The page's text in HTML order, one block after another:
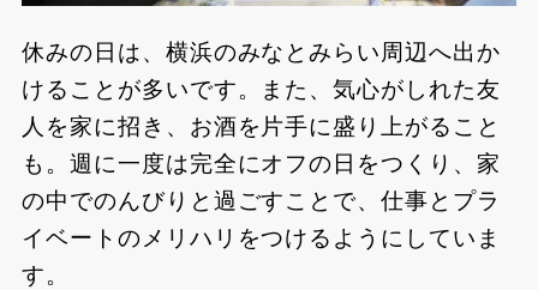
休みの日は、横浜のみなとみらい周辺へ出か
けることが多いです。また、気心がしれた友
人を家に招き、お酒を片手に盛り上がること
も。週に一度は完全にオフの日をつくり、家
の中でのんびりと過ごすことで、仕事とプラ
イベートのメリハリをつけるようにしていま
す。